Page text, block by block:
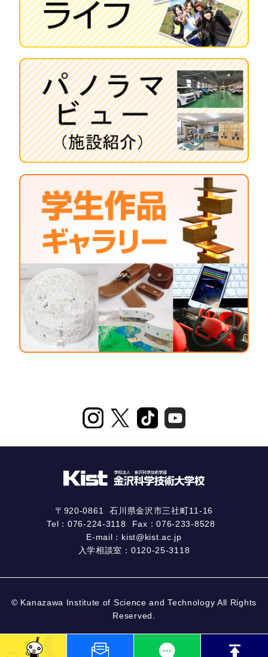
〒920-0861
石川県金沢市三社町11-16
Tel：076-224-3118
Fax：076-233-8528
E-mail： kist@kist.ac.jp
入学相談室： 0120-25-3118
© Kanazawa Institute of Science and Technology All Rights
Reserved.